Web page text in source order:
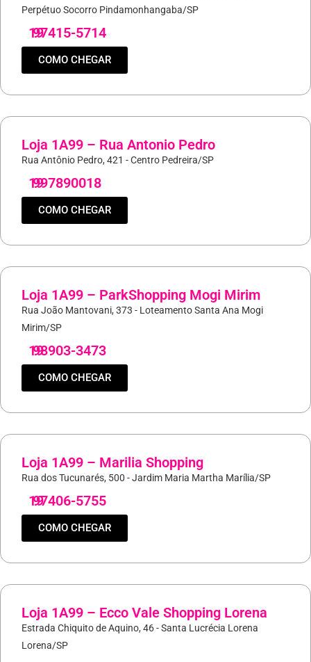
Perpétuo Socorro Pindamonhangaba/SP
19
97415-5714
COMO CHEGAR
Loja 1A99 – Rua Antonio Pedro
Rua Antônio Pedro, 421 - Centro Pedreira/SP
19
997890018
COMO CHEGAR
Loja 1A99 – ParkShopping Mogi Mirim
Rua João Mantovani, 373 - Loteamento Santa Ana Mogi
Mirim/SP
19
98903-3473
COMO CHEGAR
Loja 1A99 – Marilia Shopping
Rua dos Tucunarés, 500 - Jardim Maria Martha Marília/SP
19
97406-5755
COMO CHEGAR
Loja 1A99 – Ecco Vale Shopping Lorena
Estrada Chiquito de Aquino, 46 - Santa Lucrécia Lorena
Lorena/SP